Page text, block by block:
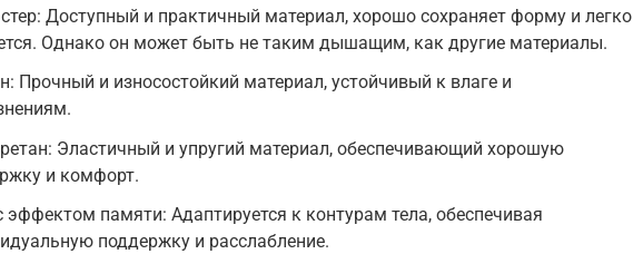
Доступный и практичный материал, хорошо сохраняет форму и легко
Однако он может быть не таким дышащим, как другие материалы.
Прочный и износостойкий материал, устойчивый к влаге и
Эластичный и упругий материал, обеспечивающий хорошую
и комфорт.
эффектом памяти: Адаптируется к контурам тела, обеспечивая
поддержку и расслабление.